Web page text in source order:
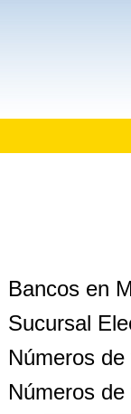
Bancos en
Sucursal
Números
Números